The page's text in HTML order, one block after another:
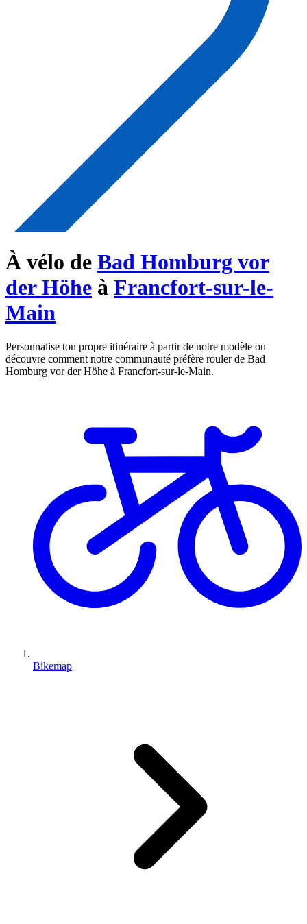
À vélo de Bad Homburg vor
der Höhe à Francfort-sur-le-
Main
Personnalise ton propre itinéraire à partir de notre modèle ou
découvre comment notre communauté préfère rouler de Bad
Homburg vor der Höhe à Francfort-sur-le-Main.
Bikemap